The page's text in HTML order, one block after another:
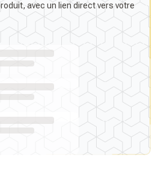
avec un lien direct vers votre